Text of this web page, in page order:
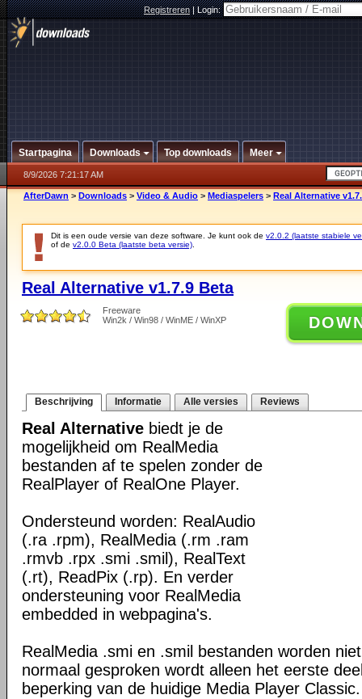
Registreren|Login:
Startpagina Downloads Top downloads Meer
8/9/2026 7:21:17 AM
AfterDawn > Downloads > Video & Audio > Mediaspelers > Real Alternative
Dit is een oude versie van deze software. Je kunt ook de v2.0.2 (laatste stabiele
of de v2.0.0 Beta (laatste beta versie)
Real Alternative v1.7.9 Beta
Freeware
Win2k / Win98 / WinME / WinXP
Beschrijving Informatie Alle versies Reviews
Real Alternative biedt je de
mogelijkheid om RealMedia
bestanden af te spelen zonder de
RealPlayer of RealOne Player.
Ondersteund worden: RealAudio
(.ra .rpm), RealMedia (.rm .ram
.rmvb .rpx .smi .smil), RealText
(.rt), ReadPix (.rp). En verder
ondersteuning voor RealMedia
embedded in webpagina's.
RealMedia .smi en .smil bestanden worden
normaal gesproken wordt alleen het eerste
beperking van de huidige Media Player